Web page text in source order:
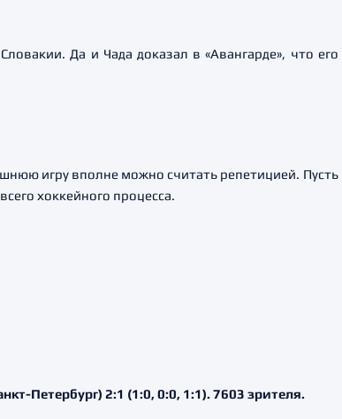
Да и Чада доказал в «Авангарде», что
игру вполне можно считать репетицией. Пусть
хоккейного процесса.
Петербург) 2:1 (1:0, 0:0, 1:1). 7603 зрителя.